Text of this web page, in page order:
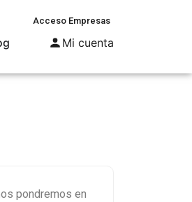
Acceso Empresas
Mi cuenta
pondremos en